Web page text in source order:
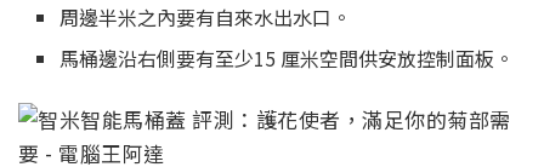
周邊半米之內要有自來水出水口。
馬桶邊沿右側要有至少15 厘米空間供安放控制面板。